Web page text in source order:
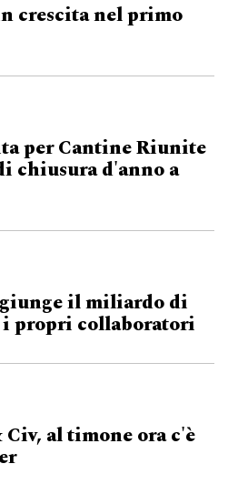
crescita nel primo
per Cantine Riunite
chiusura d'anno a
il miliardo di
propri collaboratori
al timone ora c'è